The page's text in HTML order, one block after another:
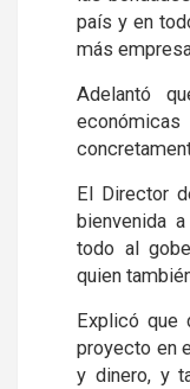
país y en
más
Adelantó
El Director
bienvenida
todo al
quien
Explicó que
proyecto en
y dinero, y